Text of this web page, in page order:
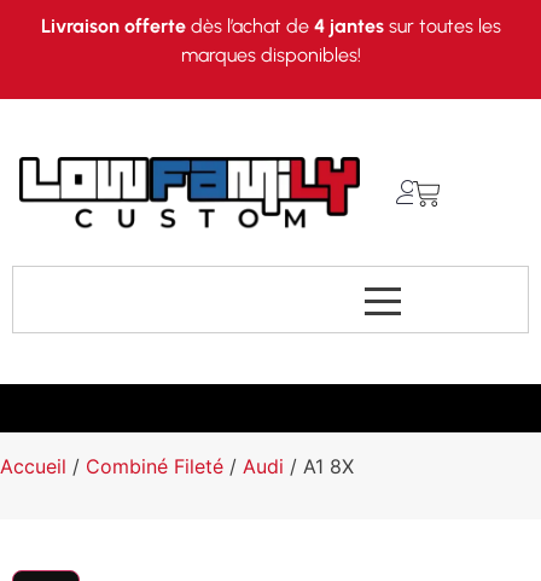
Livraison offertedès l’achat de 4 jantessur toutes les
marques disponibles!
Accueil / Combiné Fileté / Audi / A1 8X